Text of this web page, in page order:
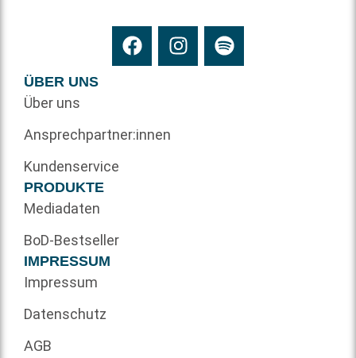
ÜBER UNS
Über uns
Ansprechpartner:innen
Kundenservice
PRODUKTE
Mediadaten
BoD-Bestseller
IMPRESSUM
Impressum
Datenschutz
AGB